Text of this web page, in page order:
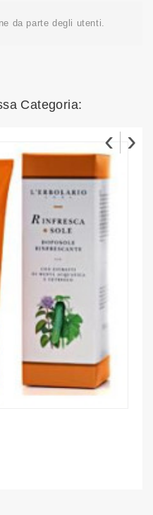
da parte degli utenti.
Categoria:
‹ ›